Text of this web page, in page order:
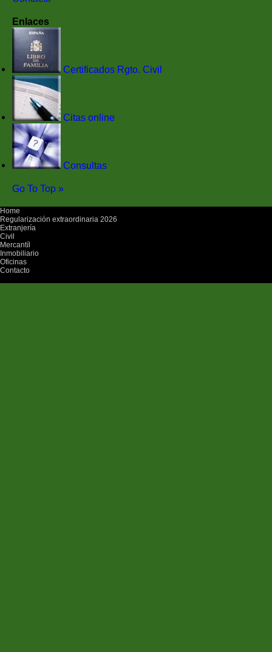
Enlaces
Certificados Rgto. Civil
Citas online
Consultas
Go To Top »
Home
Regularización extraordinaria 2026
Extranjería
Civil
Mercantíl
Inmobiliario
Oficinas
Contacto